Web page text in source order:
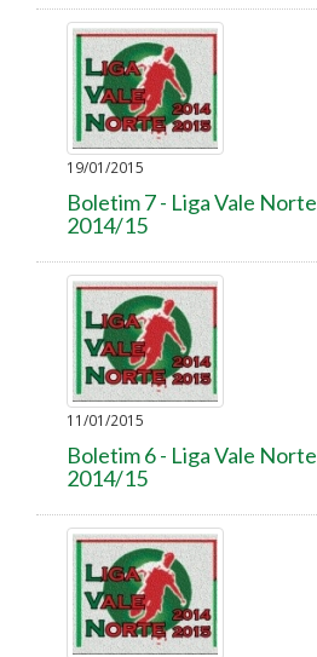
19/01/2015
Boletim 7 - Liga Vale
2014/15
11/01/2015
Boletim 6 - Liga Vale
2014/15